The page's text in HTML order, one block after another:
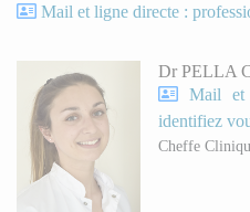
Mail et ligne directe :
Dr PELLA
Mail et
identifiez
Cheffe